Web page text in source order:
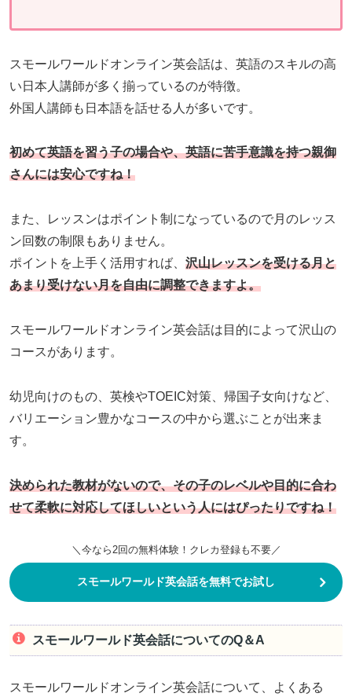
スモールワールドオンライン英会話は、英語のスキルの高
い日本人講師が多く揃っているのが特徴。
外国人講師も日本語を話せる人が多いです。
初めて英語を習う子の場合や、英語に苦手意識を持つ親御
さんには安心ですね！
また、レッスンはポイント制になっているので月のレッス
ン回数の制限もありません。
ポイントを上手く活用すれば、 沢山レッスンを受ける月と
あまり受けない月を自由に調整できますよ。
スモールワールドオンライン英会話は目的によって沢山の
コースがあります。
幼児向けのもの、英検やTOEIC対策、帰国子女向けなど、
バリエーション豊かなコースの中から選ぶことが出来ま
す。
決められた教材がないので、その子のレベルや目的に合わ
せて柔軟に対応してほしいという人にはぴったりですね！
＼今なら2回の無料体験！クレカ登録も不要／
スモールワールド英会話を無料でお試し
スモールワールド英会話についてのQ＆A
スモールワールドオンライン英会話について、よくある